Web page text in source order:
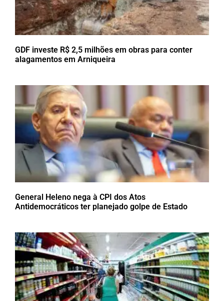
GDF investe R$ 2,5 milhões em obras para conter
alagamentos em Arniqueira
General Heleno nega à CPI dos Atos
Antidemocráticos ter planejado golpe de Estado